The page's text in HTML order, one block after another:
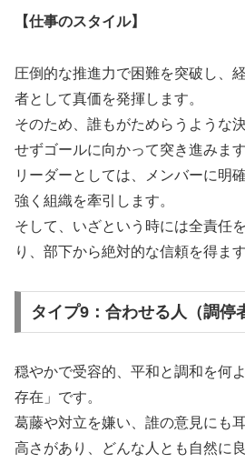
【仕事のスタイル】
圧倒的な推進力で困難を突破し、
者として真価を発揮します。
そのため、誰もがためらうような
せずゴールに向かって突き進みます
リーダーとしては、メンバーに明
強く組織を牽引します。
そして、いざという時には全責任
り、部下から絶対的な信頼を得ます
タイプ9：合わせる人（調停
穏やかで受容的、平和と調和を何
存在」です。
葛藤や対立を嫌い、誰の意見にも
高さがあり、どんな人とも自然に